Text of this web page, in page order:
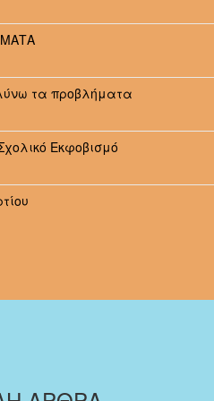
τα προβλήματα
Εκφοβισμό